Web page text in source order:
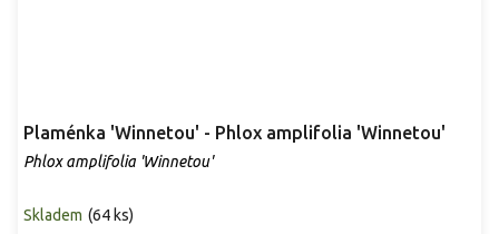
Plaménka 'Winnetou' - Phlox amplifolia 'Winnetou'
Phlox amplifolia 'Winnetou'
Skladem (64 ks)